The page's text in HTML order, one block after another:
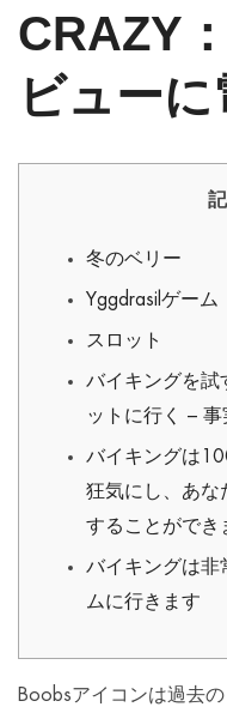
CRAZY
ビューに
冬のベリー
Yggdrasilゲーム
スロット
バイキングを試
ットに行く –
バイキングは
狂気にし、あな
することができ
バイキングは非
ムに行きます
Boobsアイコンは過去